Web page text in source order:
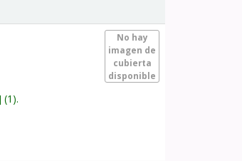
No hay
imagen de
cubierta
disponible
(1).